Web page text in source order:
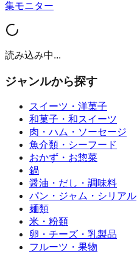
集モニター
読み込み中...
ジャンルから探す
スイーツ・洋菓子
和菓子・和スイーツ
肉・ハム・ソーセージ
魚介類・シーフード
おかず・お惣菜
鍋
醤油・だし・調味料
パン・ジャム・シリアル
麺類
米・粉類
卵・チーズ・乳製品
フルーツ・果物